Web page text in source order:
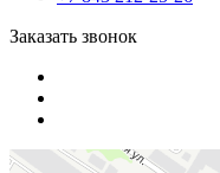
Заказать звонок